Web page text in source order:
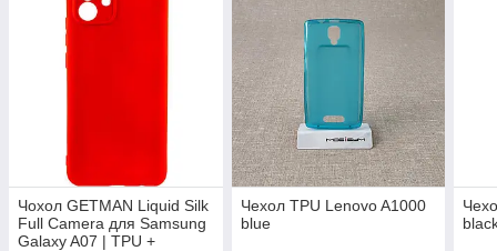
Чохол GETMAN Liquid Silk
Full Camera для Samsung
Galaxy A07 | TPU +
Чехол TPU Lenovo A1000
blue